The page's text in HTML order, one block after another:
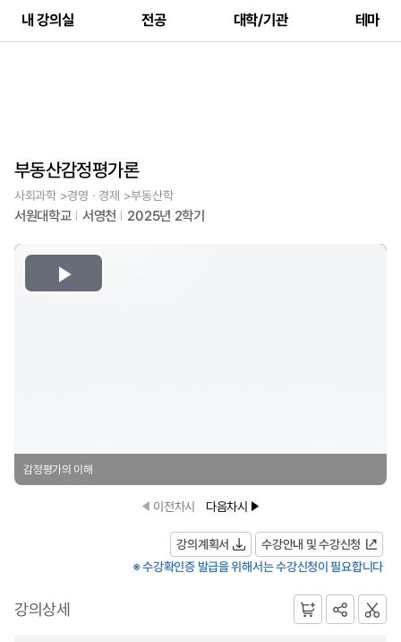
내 강의실 전공 대학/기관 테마
부동산감정평가론
사회과학 >경영ㆍ경제 >부동산학
서원대학교 서영천 2025년 2학기
Play
감정평가의 이해
이전차시 다음차시
강의계획서
수강안내 및 수강신청
※ 수강확인증 발급을 위해서는 수강신청이 필요합니다
강의상세